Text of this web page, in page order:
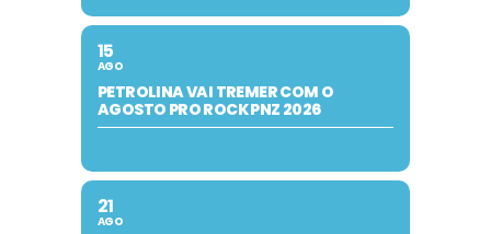
15
AGO
PETROLINA VAI TREMER COM O
AGOSTO PRO ROCK PNZ 2026
21
AGO